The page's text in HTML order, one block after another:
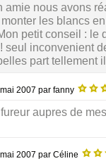
amie nous avons
les blancs
petit conseil : le
inconvenient
part tellement
2007 par fanny
aupres de
2007 par Céline